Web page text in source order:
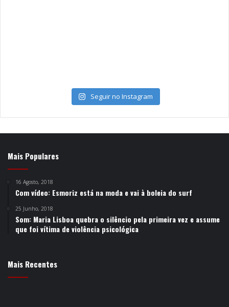
Seguir no Instagram
Mais Populares
16 Agosto, 2018
Com vídeo: Esmoriz está na moda e vai à boleia do surf
25 Junho, 2018
Som: Maria Lisboa quebra o silêncio pela primeira vez e assume
que foi vítima de violência psicológica
Mais Recentes